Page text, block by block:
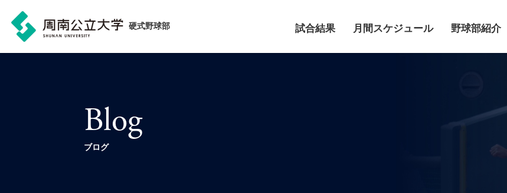
硬式野球部 試合結果 月間スケジュール 野球部紹介
Blog
ブログ